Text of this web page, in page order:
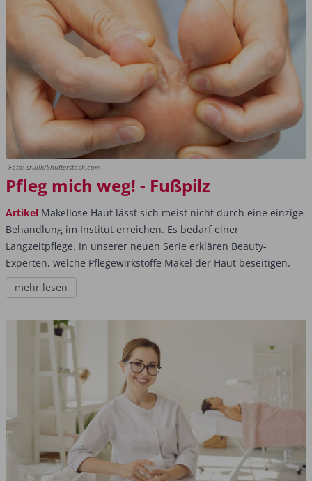
Foto: sruilk/Shutterstock.com
Pfleg mich weg! - Fußpilz
Artikel Makellose Haut lässt sich meist nicht durch eine einzige
Behandlung im Institut erreichen. Es bedarf einer
Langzeitpflege. In unserer neuen Serie erklären Beauty-
Experten, welche Pflegewirkstoffe Makel der Haut beseitigen.
mehr lesen